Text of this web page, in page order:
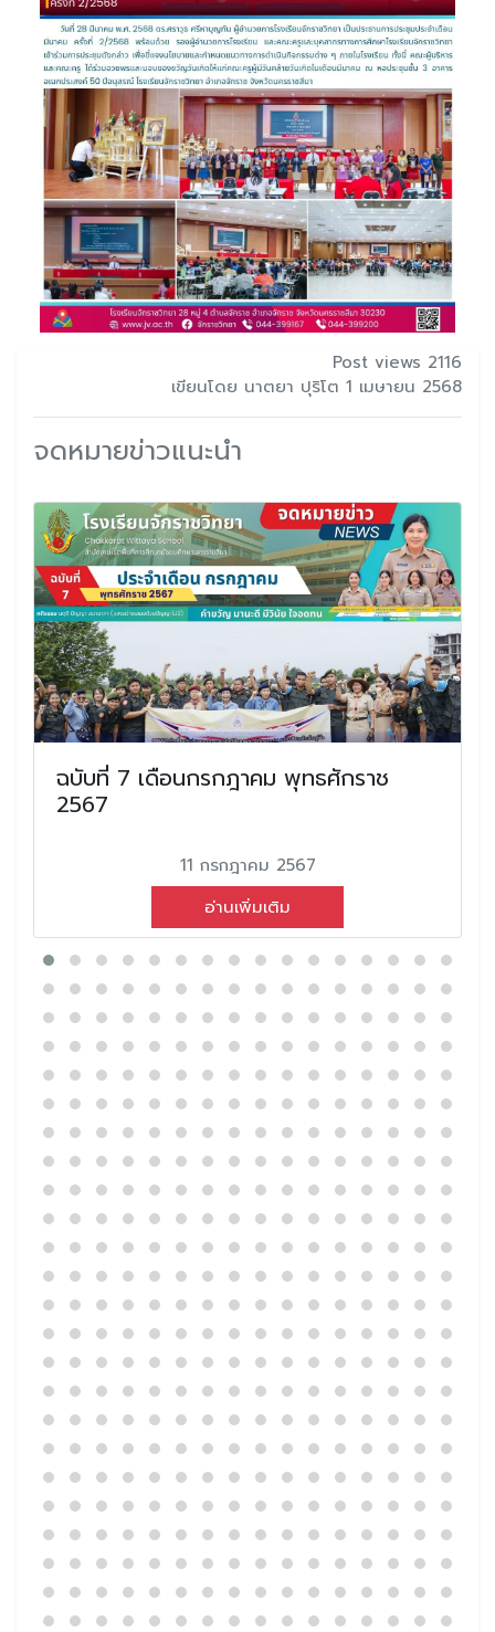
Post views 2116
เขียนโดย นาตยา ปุริโต 1 เมษายน 2568
จดหมายข่าวแนะนำ
ฉบับที่ 7 เดือนกรกฎาคม พุทธศักราช
2567
11 กรกฎาคม 2567
อ่านเพิ่มเติม